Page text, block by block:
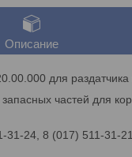
Описание
для раздатчика
частей для
31-24, 8 (017) 511-31-